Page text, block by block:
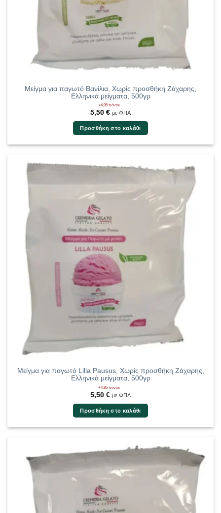
Μείγμα για παγωτό Βανίλια, Χωρίς προσθήκη Ζάχαρης,
Ελληνικά μείγματα, 500γρ
+4,95 πόντοι
5,50 € με ΦΠΑ
Προσθήκη στο καλάθι
Μείγμα για παγωτό Lilla Pausus, Χωρίς προσθήκη Ζάχαρης,
Ελληνικά μείγματα, 500γρ
+4,95 πόντοι
5,50 € με ΦΠΑ
Προσθήκη στο καλάθι